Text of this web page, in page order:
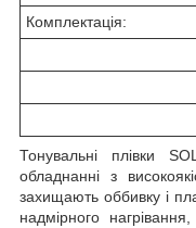
Комплектація:
Тонувальні плівки
обладнанні з
захищають оббивку і
надмірного